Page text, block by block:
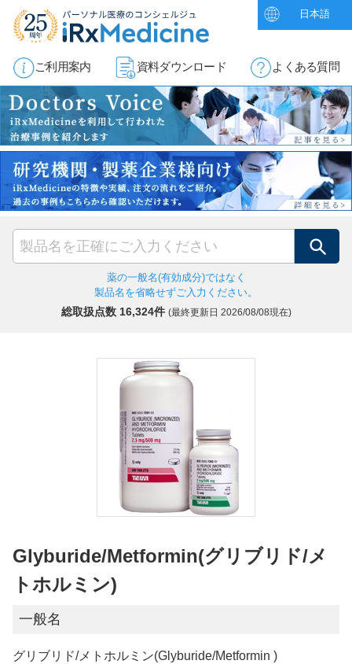
日本語
ご利用案内 資料ダウンロード よくある質問
検索
薬の一般名(有効成分)ではなく
製品名を省略せずご入力ください。
総取扱点数 16,324件 (最終更新日 2026/08/08現在)
Glyburide/Metformin(グリブリド/メ
トホルミン)
一般名
グリブリド/メトホルミン(Glyburide/Metformin )